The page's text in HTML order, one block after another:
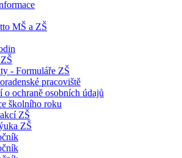
MŠ a ZŠ
- Formuláře ZŠ
pracoviště
o ochraně osobních údajů
školního roku
ZŠ
ZŠ